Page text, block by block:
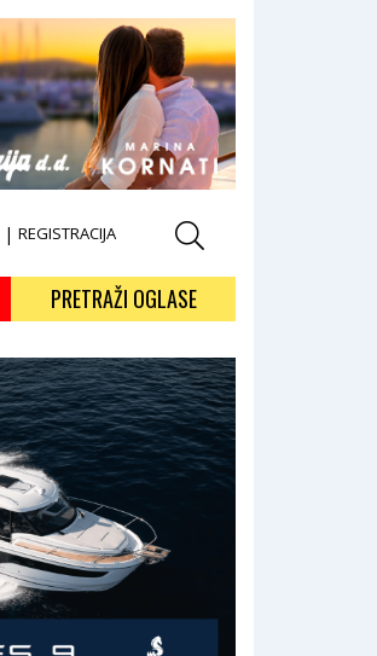
| REGISTRACIJA
PRETRAŽI OGLASE